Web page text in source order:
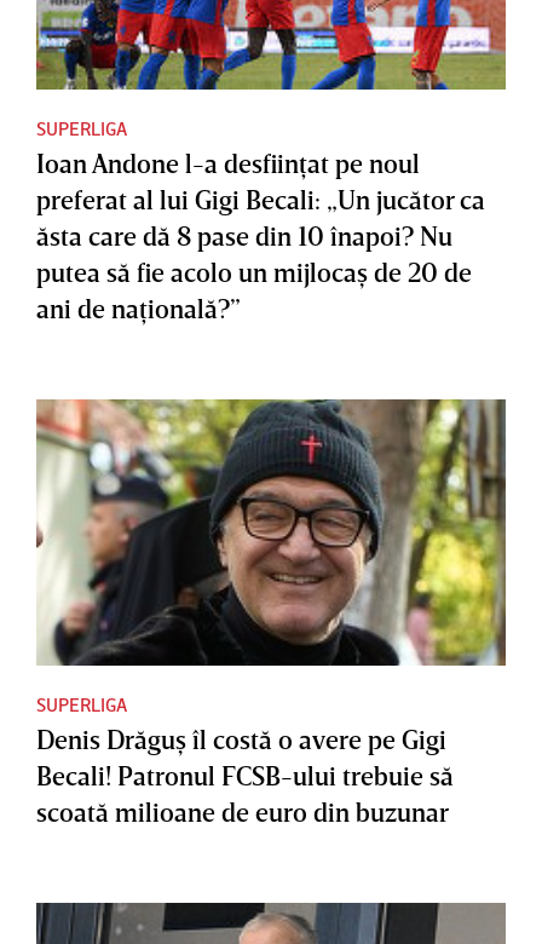
SUPERLIGA
Ioan Andone l-a desfiinţat pe noul
preferat al lui Gigi Becali: „Un jucător ca
ăsta care dă 8 pase din 10 înapoi? Nu
putea să fie acolo un mijlocaş de 20 de
ani de naţională?”
SUPERLIGA
Denis Drăguş îl costă o avere pe Gigi
Becali! Patronul FCSB-ului trebuie să
scoată milioane de euro din buzunar